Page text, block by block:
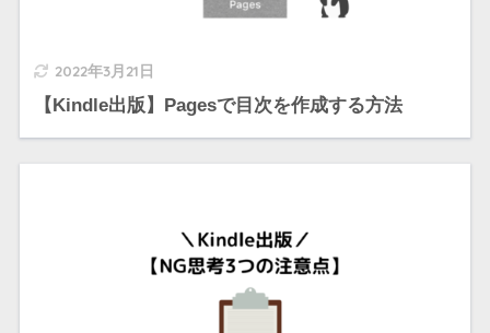
2022年3月21日
【Kindle出版】Pagesで目次を作成する方法